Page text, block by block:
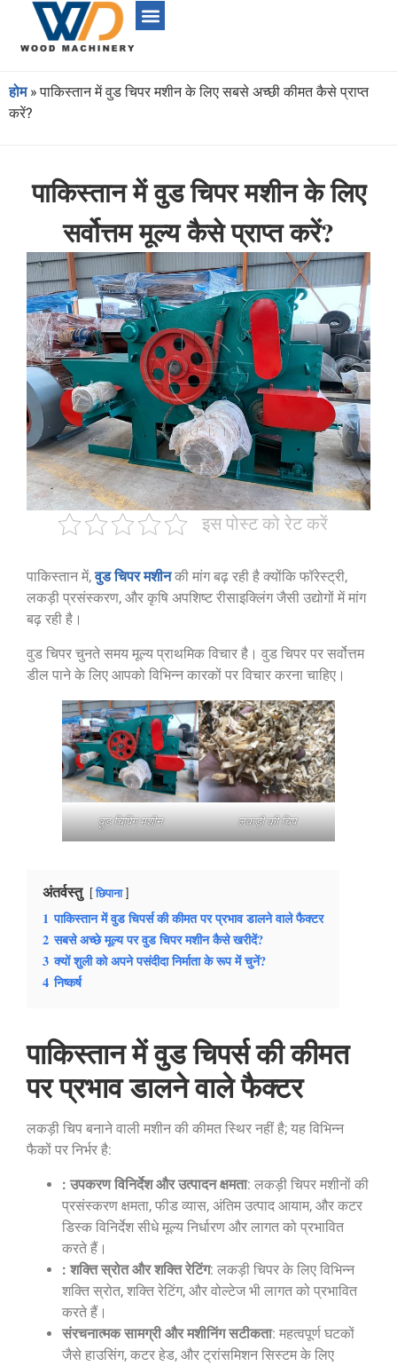
होम»पाकिस्तान में वुड चिपर मशीन के लिए सबसे अच्छी कीमत कैसे प्राप्त
करें?
पाकिस्तान में वुड चिपर मशीन के लिए
सर्वोत्तम मूल्य कैसे प्राप्त करें?
इस पोस्ट को रेट करें
पाकिस्तान में,वुड चिपर मशीनकी मांग बढ़ रही है क्योंकि फॉरेस्ट्री,
लकड़ी प्रसंस्करण, और कृषि अपशिष्ट रीसाइक्लिंग जैसी उद्योगों में मांग
बढ़ रही है।
वुड चिपर चुनते समय मूल्य प्राथमिक विचार है। वुड चिपर पर सर्वोत्तम
डील पाने के लिए आपको विभिन्न कारकों पर विचार करना चाहिए।
वुड चिपिंग मशीन लकड़ी की चिप
अंतर्वस्तु छिपाना
1 पाकिस्तान में वुड चिपर्स की कीमत पर प्रभाव डालने वाले फैक्टर
2 सबसे अच्छे मूल्य पर वुड चिपर मशीन कैसे खरीदें?
3 क्यों शुली को अपने पसंदीदा निर्माता के रूप में चुनें?
4 निष्कर्ष
पाकिस्तान में वुड चिपर्स की कीमत
पर प्रभाव डालने वाले फैक्टर
लकड़ी चिप बनाने वाली मशीन की कीमत स्थिर नहीं है; यह विभिन्न
फैकों पर निर्भर है:
: उपकरण विनिर्देश और उत्पादन क्षमता: लकड़ी चिपर मशीनों की
प्रसंस्करण क्षमता, फीड व्यास, अंतिम उत्पाद आयाम, और कटर
डिस्क विनिर्देश सीधे मूल्य निर्धारण और लागत को प्रभावित
करते हैं।
: शक्ति स्रोत और शक्ति रेटिंग: लकड़ी चिपर के लिए विभिन्न
शक्ति स्रोत, शक्ति रेटिंग, और वोल्टेज भी लागत को प्रभावित
करते हैं।
संरचनात्मक सामग्री और मशीनिंग सटीकता: महत्वपूर्ण घटकों
जैसे हाउसिंग, कटर हेड, और ट्रांसमिशन सिस्टम के लिए